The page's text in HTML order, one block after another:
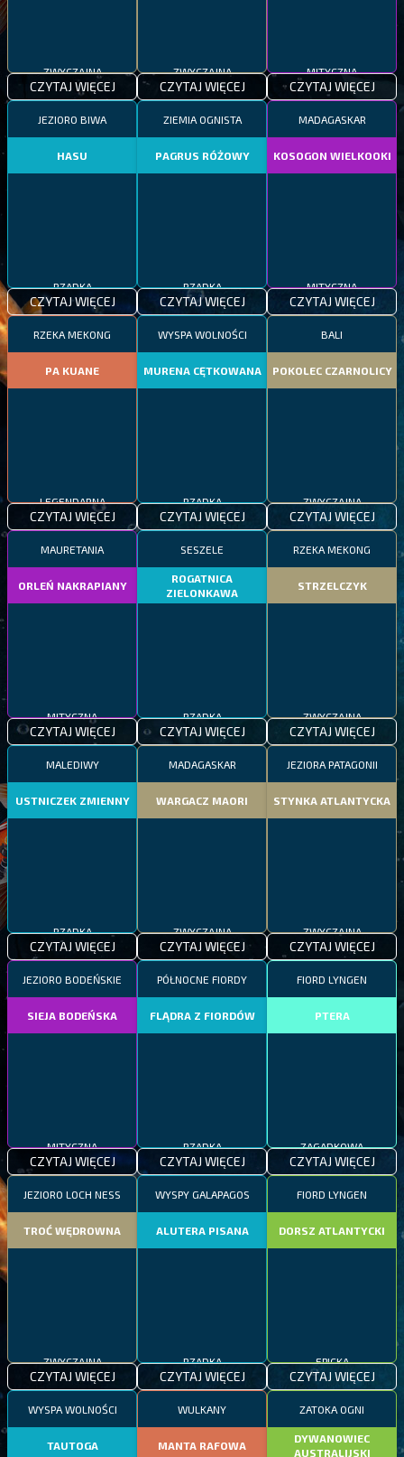
CZYTAJ WIĘCEJ CZYTAJ WIĘCEJ CZYTAJ WIĘCEJ
JEZIORO BIWA
HASU
CZYTAJ WIĘCEJ
ZIEMIA OGNISTA
PAGRUS RÓŻOWY
CZYTAJ WIĘCEJ
MADAGASKAR
KOSOGON WIELKOOKI
CZYTAJ WIĘCEJ
RZEKA MEKONG
PA KUANE
CZYTAJ WIĘCEJ
WYSPA WOLNOŚCI
MURENA CĘTKOWANA
CZYTAJ WIĘCEJ
BALI
POKOLEC CZARNOLICY
CZYTAJ WIĘCEJ
MAURETANIA
ORLEŃ NAKRAPIANY
CZYTAJ WIĘCEJ
SESZELE
ROGATNICA
ZIELONKAWA
RZADKA
CZYTAJ WIĘCEJ
RZEKA MEKONG
STRZELCZYK
ZWYCZAJNA
CZYTAJ WIĘCEJ
MALEDIWY
USTNICZEK ZMIENNY
RZADKA
CZYTAJ WIĘCEJ
MADAGASKAR
WARGACZ MAORI
ZWYCZAJNA
CZYTAJ WIĘCEJ
JEZIORA PATAGONII
STYNKA ATLANTYCKA
ZWYCZAJNA
CZYTAJ WIĘCEJ
JEZIORO BODEŃSKIE
SIEJA BODEŃSKA
MITYCZNA
CZYTAJ WIĘCEJ
PÓŁNOCNE FIORDY
FLĄDRA Z FIORDÓW
RZADKA
CZYTAJ WIĘCEJ
FIORD LYNGEN
PTERA
ZAGADKOWA
CZYTAJ WIĘCEJ
JEZIORO LOCH NESS
TROĆ WĘDROWNA
ZWYCZAJNA
CZYTAJ WIĘCEJ
WYSPY GALAPAGOS
ALUTERA PISANA
RZADKA
CZYTAJ WIĘCEJ
FIORD LYNGEN
DORSZ ATLANTYCKI
EPICKA
CZYTAJ WIĘCEJ
WYSPA WOLNOŚCI
TAUTOGA
WULKANY
MANTA RAFOWA
ZATOKA OGNI
DYWANOWIEC
AUSTRALIJSKI